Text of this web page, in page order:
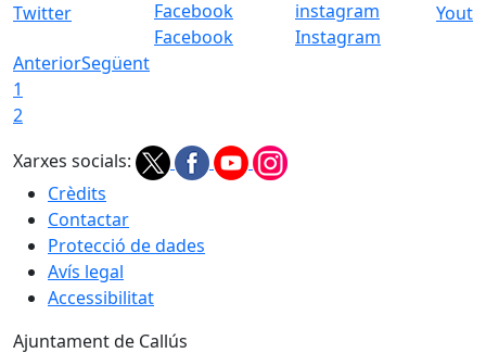
Twitter
Facebook
Instagram
AnteriorSegüent
1
2
Xarxes socials:
Crèdits
Contactar
Protecció de dades
Avís legal
Accessibilitat
Ajuntament de Callús